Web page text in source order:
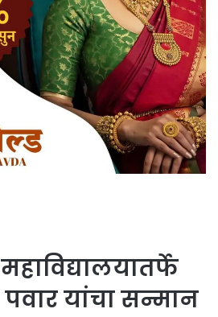
पवार यांचा सन्मान